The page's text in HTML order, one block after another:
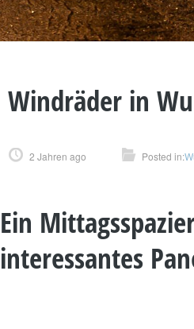
Windräder in
2 Jahren ago Posted in:
Ein
interessantes